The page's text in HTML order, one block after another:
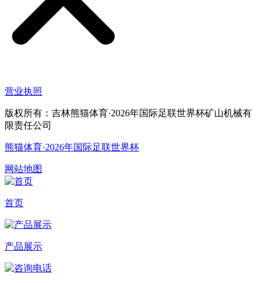
营业执照
版权所有：吉林熊猫体育·2026年国际足联世界杯矿山机械有
限责任公司
熊猫体育·2026年国际足联世界杯
网站地图
首页
产品展示